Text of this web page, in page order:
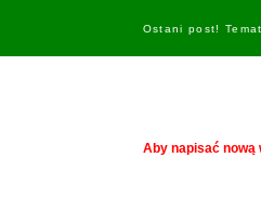
Ostani post!
Aby napisać nową